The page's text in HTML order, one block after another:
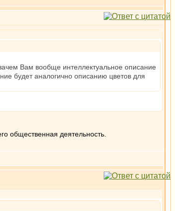
Вам вообще интеллектуальное описание
будет аналогично описанию цветов для
общественная деятельность.